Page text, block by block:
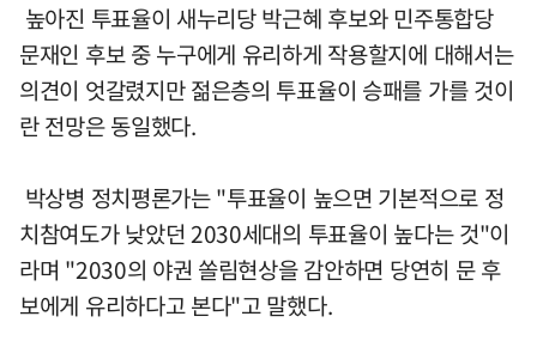
높아진 투표율이 새누리당 박근혜 후보와 민주통합당
문재인 후보 중 누구에게 유리하게 작용할지에 대해서는
의견이 엇갈렸지만 젊은층의 투표율이 승패를 가를 것이
란 전망은 동일했다.
박상병 정치평론가는 "투표율이 높으면 기본적으로 정
치참여도가 낮았던 2030세대의 투표율이 높다는 것"이
라며 "2030의 야권 쏠림현상을 감안하면 당연히 문 후
보에게 유리하다고 본다"고 말했다.